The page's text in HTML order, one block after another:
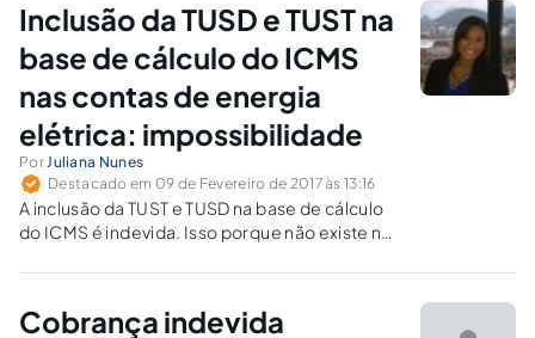
Inclusão da TUSD e TUST na
base de cálculo do ICMS
nas contas de energia
elétrica: impossibilidade
PorJuliana Nunes
Destacado em 09 de Fevereiro de 2017 às 13:16
A inclusão da TUST e TUSD na base de cálculo
do ICMS é indevida. Isso porque não existe no
determine ou que faça menção à inclusão de
ser recolhido ao fisco.
Cobrança indevida